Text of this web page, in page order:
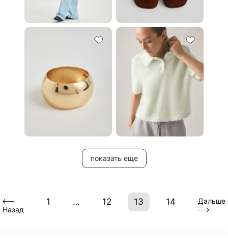
показать еще
Назад
1 … 12 13 14 Дальше